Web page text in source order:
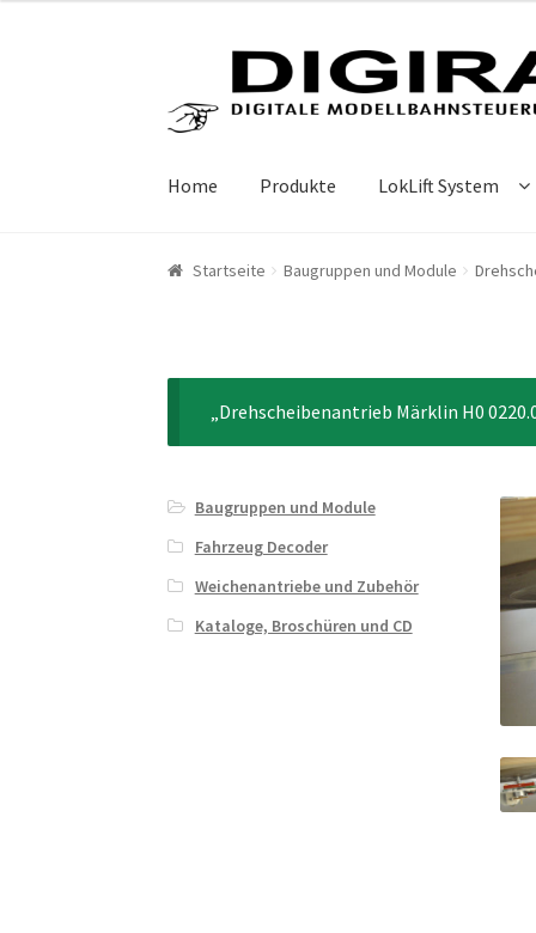
Zur Navigation springen
Springe zum Inhalt
Home Produkte LokLift System
Startseite Baugruppen und Module
„Drehscheibenantrieb Märklin H0
Baugruppen und Module
Fahrzeug Decoder
Weichenantriebe und Zubehör
Kataloge, Broschüren und CD